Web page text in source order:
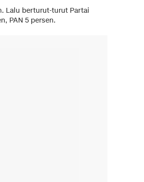
Lalu berturut-turut Partai
PAN 5 persen.